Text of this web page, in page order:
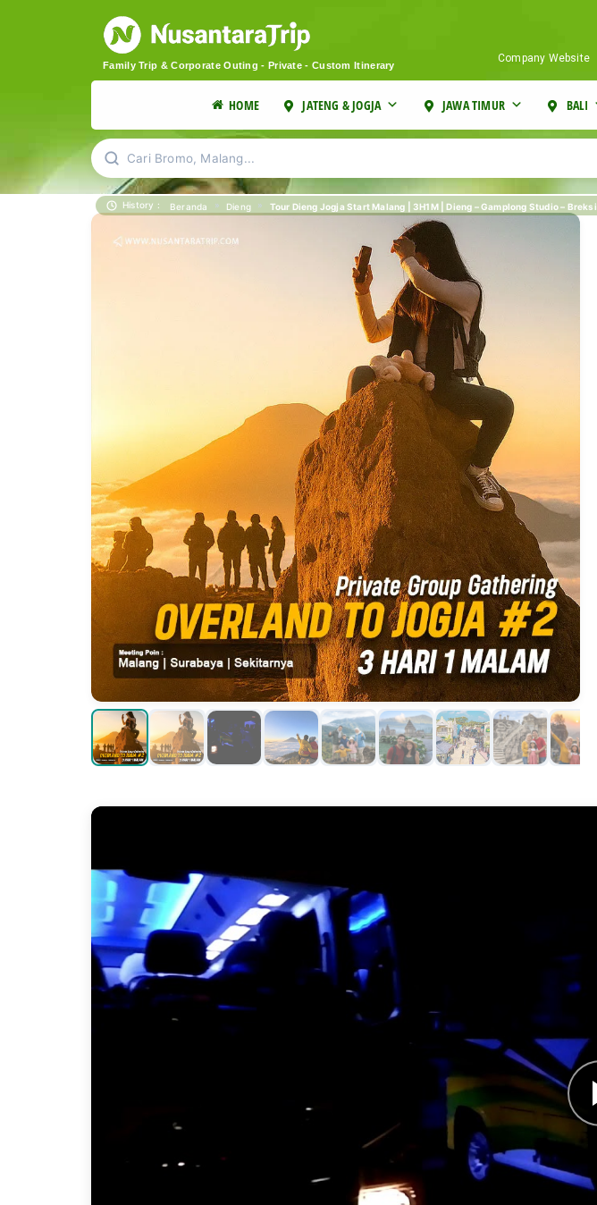
Family Trip & Corporate Outing - Private - Custom Itinerary
Company Website
HOME JATENG & JOGJA JAWA TIMUR BALI
Cari Bromo, Malang...
History : Beranda » Dieng » Tour Dieng Jogja Start Malang | 3H1M | Dieng – Gamplong Studio – Breksi